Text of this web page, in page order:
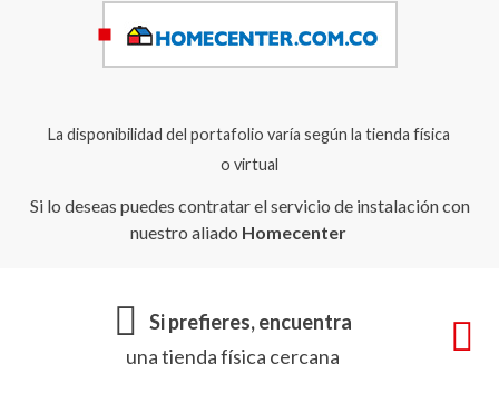
La disponibilidad del portafolio varía según la tienda física
o virtual
Si lo deseas puedes contratar el servicio de instalación con
nuestro aliado Homecenter
Si prefieres, encuentra
una tienda física cercana